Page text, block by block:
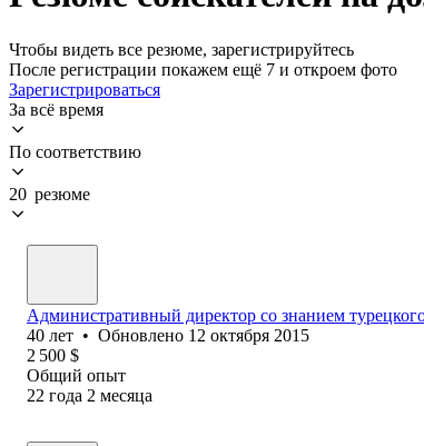
Чтобы видеть все резюме, зарегистрируйтесь
После регистрации покажем ещё 7 и откроем фото
Зарегистрироваться
За всё время
По соответствию
20 резюме
Административный директор со знанием
40 лет • Обновлено 12 октября 2015
2 500 $
Общий опыт
22 года 2 месяца